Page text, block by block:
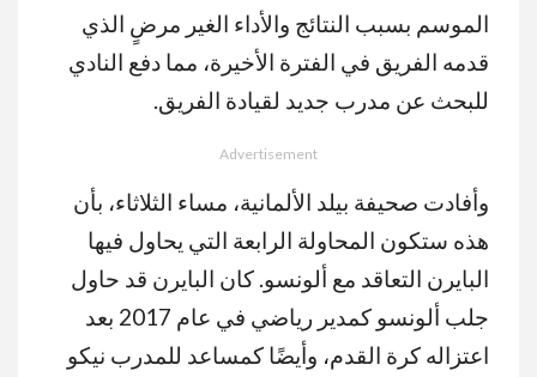
الموسم بسبب النتائج والأداء الغير مرضٍ الذي
قدمه الفريق في الفترة الأخيرة، مما دفع النادي
للبحث عن مدرب جديد لقيادة الفريق.
Advertisement
وأفادت صحيفة بيلد الألمانية، مساء الثلاثاء، بأن
هذه ستكون المحاولة الرابعة التي يحاول فيها
البايرن التعاقد مع ألونسو. كان البايرن قد حاول
جلب ألونسو كمدير رياضي في عام 2017 بعد
اعتزاله كرة القدم، وأيضًا كمساعد للمدرب نيكو